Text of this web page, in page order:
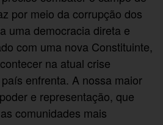
por meio da corrupção dos
uma democracia direta e
com uma nova Constituinte,
na atual crise
enfrenta. A nossa maior
e representação, que
comunidades mais